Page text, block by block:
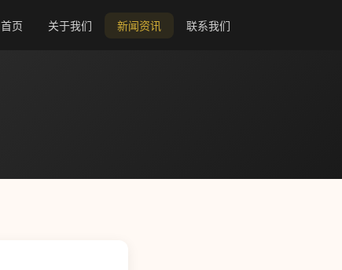
首页 关于我们 新闻资讯 联系我们